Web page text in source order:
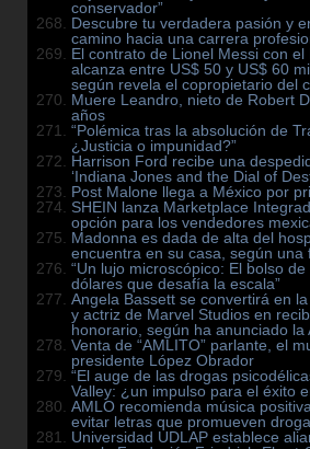
conservador”
Descubre tu verdadera pasión y
camino hacia una carrera
El contrato de Lionel Messi con
alcanza entre US$ 50 y US$ 60
según revela el copropietario del
Muere Leandro, nieto de Robert
años
“Polémica tras la absolución de
¿Justicia o impunidad?”
Harrison Ford recibe una
‘Indiana Jones and the Dial of
Post Malone llega a México por
SHEIN lanza Marketplace
opción para los vendedores
Madonna es dada de alta del
encuentra en su casa, según una
“Un lujo microscópico: El bolso de
dólares que desafía la escala”
Angela Bassett se convertirá en
y actriz de Marvel Studios en
honorario, según ha anunciado la
Venta de “AMLITO” parlante, el
presidente López Obrador
“El auge de las drogas
Valley: ¿un impulso para el éxito
AMLO recomienda música
evitar letras que promueven
Universidad UDLAP establece